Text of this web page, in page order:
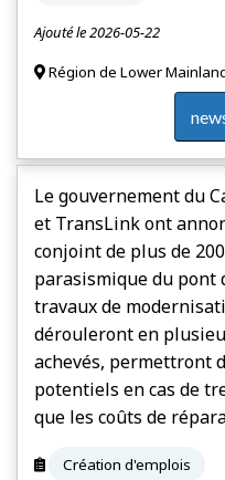
Ajouté le 2026-05-22
Région de Lower
Le gouvernement du
et TransLink ont
conjoint de plus de
parasismique du pont
travaux de
dérouleront en
achevés, permettront
potentiels en cas de
que les coûts de
Création d'emplois